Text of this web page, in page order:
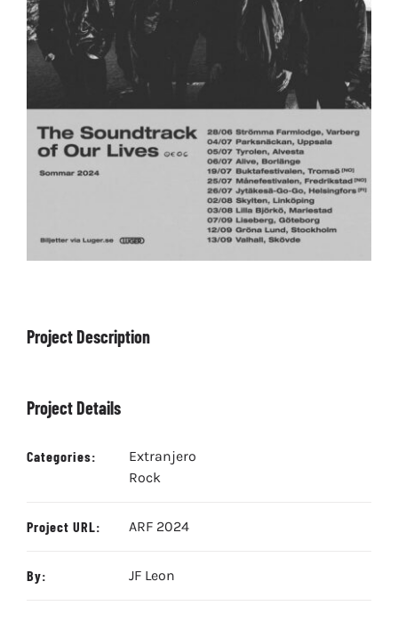
ARTÍCULOS
QUÉ HACEMOS
CONTRATACIÓN
CONTACTO
BIO
Project Description
Project Details
Categories:
Extranjero
Rock
Project URL: ARF 2024
By: JF Leon